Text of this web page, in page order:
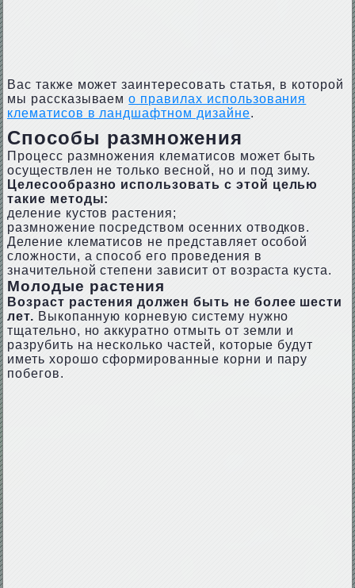
Вас также может заинтересовать статья, в которой
мы рассказываемо правилах использования
клематисов в ландшафтном дизайне.
Способы размножения
Процесс размножения клематисов может быть
осуществлен не только весной, но и под зиму.
Целесообразно использовать с этой целью
такие методы:
деление кустов растения;
размножение посредством осенних отводков.
Деление клематисов не представляет особой
сложности, а способ его проведения в
значительной степени зависит от возраста куста.
Молодые растения
Возраст растения должен быть не более шести
лет. Выкопанную корневую систему нужно
тщательно, но аккуратно отмыть от земли и
разрубить на несколько частей, которые будут
иметь хорошо сформированные корни и пару
побегов.